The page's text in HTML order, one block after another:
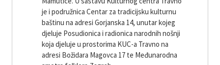
je i podružnica Centar za tradicijsku kulturnu
baštinu na adresi Gorjanska 14, unutar kojeg
djeluje Posudionica i radionica narodnih nošnji
koja djeluje u prostorima KUC-a Travno na
adresi Božidara Magovca 17 te Međunarodna